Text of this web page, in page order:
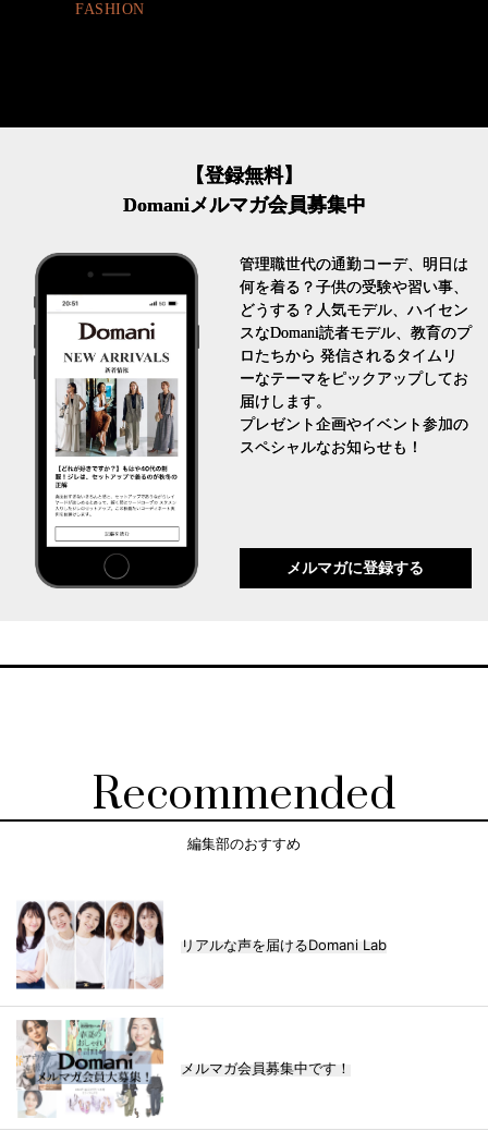
【登録無料】
Domaniメルマガ会員募集中
管理職世代の通勤コーデ、明日は
何を着る？子供の受験や習い事、
どうする？人気モデル、ハイセン
スなDomani読者モデル、教育のプ
ロたちから 発信されるタイムリ
ーなテーマをピックアップしてお
届けします。
プレゼント企画やイベント参加の
スペシャルなお知らせも！
メルマガに登録する
Recommended
編集部のおすすめ
リアルな声を届けるDomani Lab
メルマガ会員募集中です！